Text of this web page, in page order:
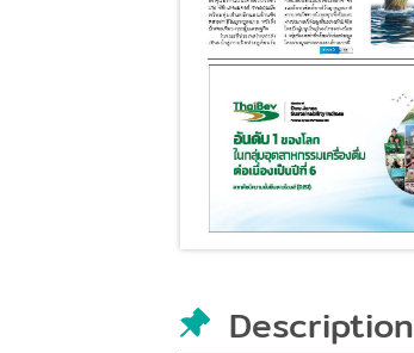
Description